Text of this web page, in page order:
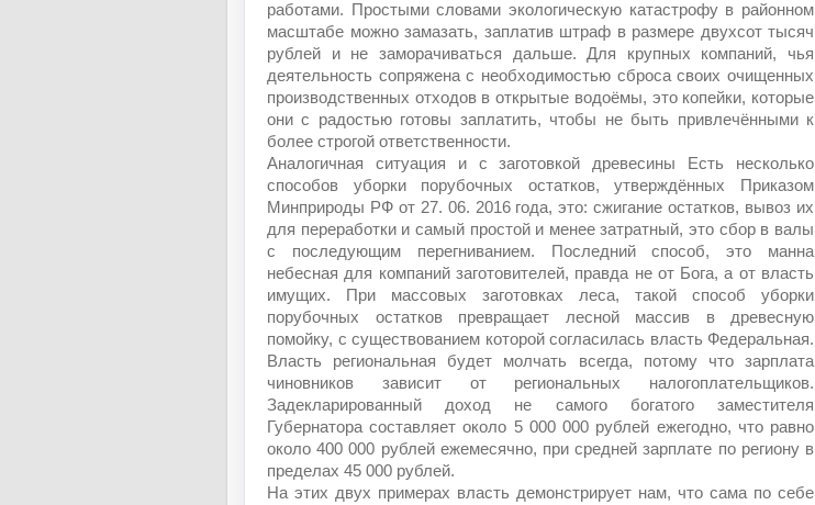
работами. Простыми словами экологическую катастрофу в районном
масштабе можно замазать, заплатив штраф в размере двухсот тысяч
рублей и не заморачиваться дальше. Для крупных компаний, чья
деятельность сопряжена с необходимостью сброса своих очищенных
производственных отходов в открытые водоёмы, это копейки, которые
они с радостью готовы заплатить, чтобы не быть привлечёнными к
более строгой ответственности.
Аналогичная ситуация и с заготовкой древесины Есть несколько
способов уборки порубочных остатков, утверждённых Приказом
Минприроды РФ от 27. 06. 2016 года, это: сжигание остатков, вывоз их
для переработки и самый простой и менее затратный, это сбор в валы
с последующим перегниванием. Последний способ, это манна
небесная для компаний заготовителей, правда не от Бога, а от власть
имущих. При массовых заготовках леса, такой способ уборки
порубочных остатков превращает лесной массив в древесную
помойку, с существованием которой согласилась власть Федеральная.
Власть региональная будет молчать всегда, потому что зарплата
чиновников зависит от региональных налогоплательщиков.
Задекларированный доход не самого богатого заместителя
Губернатора составляет около 5 000 000 рублей ежегодно, что равно
около 400 000 рублей ежемесячно, при средней зарплате по региону в
пределах 45 000 рублей.
На этих двух примерах власть демонстрирует нам, что сама по себе